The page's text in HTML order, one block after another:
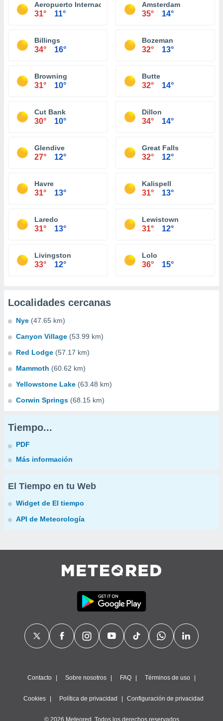
Aeropuerto Internacional Glacier Park Kalispell
31° 11°
Amsterdam
35° 14°
Billings
34° 16°
Bozeman
32° 13°
Browning
31° 10°
Butte
32° 14°
Cut Bank
30° 10°
Dillon
34° 14°
Glendive
27° 12°
Great Falls
32° 12°
Havre
31° 13°
Kalispell
31° 13°
Laredo
31° 13°
Lewistown
31° 12°
Livingston
33° 12°
Lolo
36° 15°
Localidades cercanas
Nye (47.65 km)
Canyon Village (53.99 km)
Red Lodge (57.17 km)
Mammoth (60.62 km)
Yellowstone Lake (63.48 km)
Corwin Springs (68.15 km)
Tiempo...
PDF
Más información
El Tiempo en tu Web
Widget de El tiempo
API de Meteorología
Contacto Sobre nosotros FAQ Términos de uso
Cookies Política de privacidad Configuración de privacidad
© 2026 Meteored. Todos los derechos reservados